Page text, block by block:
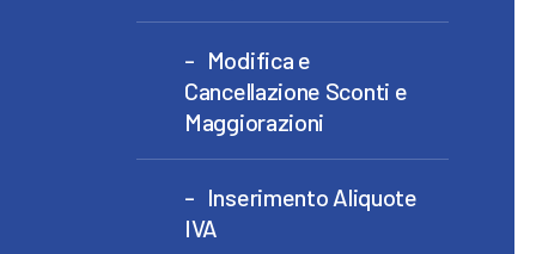
Modifica e
Cancellazione Sconti e
Maggiorazioni
Inserimento Aliquote
IVA